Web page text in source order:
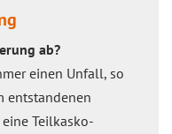
ab?
einen Unfall, so
entstandenen
Teilkasko-